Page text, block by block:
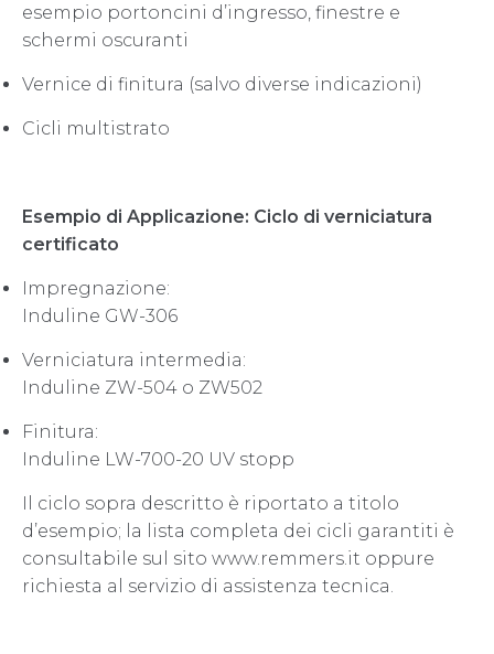
esempio portoncini d’ingresso, finestre e
schermi oscuranti
Vernice di finitura (salvo diverse indicazioni)
Cicli multistrato
Esempio di Applicazione: Ciclo di verniciatura
certificato
Impregnazione:
Induline GW-306
Verniciatura intermedia:
Induline ZW-504 o ZW502
Finitura:
Induline LW-700-20 UV stopp
Il ciclo sopra descritto è riportato a titolo
d’esempio; la lista completa dei cicli garantiti è
consultabile sul sito www.remmers.it oppure
richiesta al servizio di assistenza tecnica.